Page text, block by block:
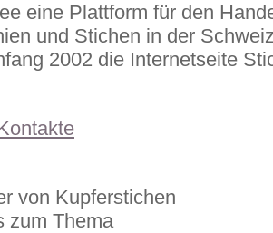
eine Plattform für den
und Stichen in der
2002 die Internetseite
von Kupferstichen
zum Thema